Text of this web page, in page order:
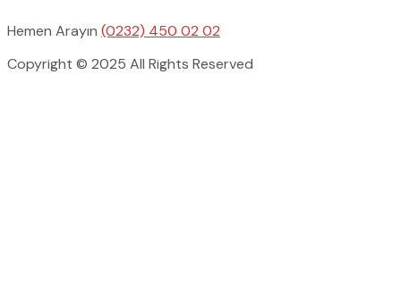
Hemen Arayın (0232) 450 02 02
Copyright © 2025 All Rights Reserved